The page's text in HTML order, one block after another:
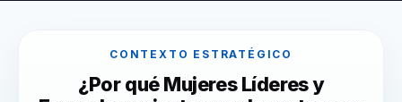
CONTEXTO ESTRATÉGICO
¿Por qué Mujeres Líderes y